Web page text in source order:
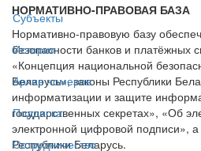
Субъекты
История
Архив номеров
Подписка
Сотрудничество
НОРМАТИВНО-ПРАВОВАЯ БАЗА
Нормативно-правовую базу
безопасности банков и платёжных
«Концепция национальной
Беларусь», законы Республики
информатизации и защите
государственных секретах», «Об
электронной цифровой подписи»,
Республики Беларусь.